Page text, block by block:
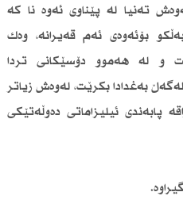
تەنیا لە پێناوی ئەوە نا كە
بۆئەوەی ئەم قەیرانە، وەك
و لە هەموو دۆسێكانی تردا
بەغدادا بكرێت، لەوەش زیاتر
پابەندی ئیلیزاماتی دەوڵەتێكی